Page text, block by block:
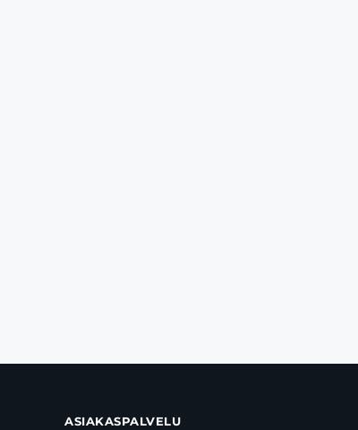
ASIAKASPALVELU